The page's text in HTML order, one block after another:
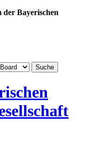
der Bayerischen